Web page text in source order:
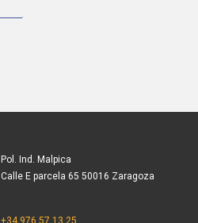
Pol. Ind. Malpica
Calle E parcela 65 50016 Zaragoza
+34 976 57 13 25